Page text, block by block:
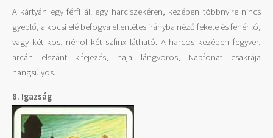
A kártyán egy férfi áll egy harciszekéren, kezében többnyire nincs
gyeplő, a kocsi elé befogva ellentétes irányba néző fekete és fehér ló,
vagy két kos, néhol két szfinx látható. A harcos kezében fegyver,
arcán elszánt kifejezés, haja lángvörös, Napfonat csakrája
hangsúlyos.
8. Igazság